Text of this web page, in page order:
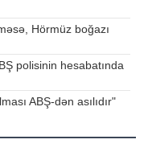
Hörmüz boğazı
polisinin hesabatında
ABŞ-dən asılıdır"